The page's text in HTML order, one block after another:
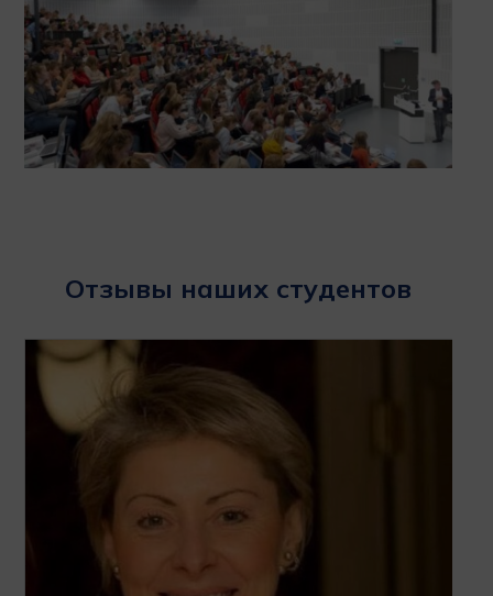
Отзывы наших студентов